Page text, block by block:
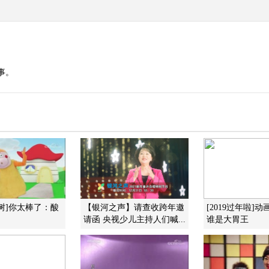
]你太棒了：酸
【银河之声】请查收跨年邀
请函 央视少儿主持人们喊...
[2019过年啦]动
谁是大胃王